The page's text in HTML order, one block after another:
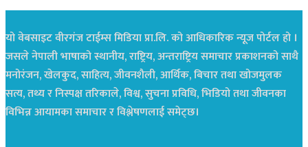
यो वेबसाइट वीरगंज टाईम्स मिडिया प्रा.लि. को आधिकारिक न्यूज पोर्टल हो ।
जसले नेपाली भाषाको स्थानीय, राष्ट्रिय, अन्तराष्ट्रिय समाचार प्रकाशनको साथै
मनोरंजन, खेलकुद, साहित्य, जीवनशैली, आर्थिक, बिचार तथा खोजमुलक
सत्य, तथ्य र निस्पक्ष तरिकाले, विश्व, सुचना प्रविधि, भिडियो तथा जीवनका
विभिन्न आयामका समाचार र विश्लेषणलाई समेट्छ।